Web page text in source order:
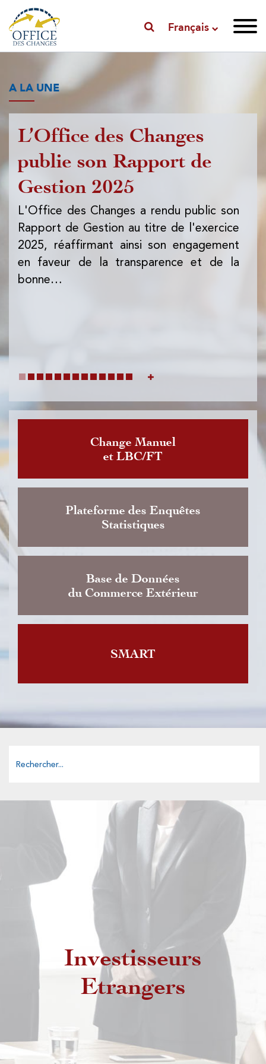
Français
A LA UNE
L’Office des Changes
publie son Rapport de
Gestion 2025
L'Office des Changes a rendu public son
Rapport de Gestion au titre de l'exercice
2025, réaffirmant ainsi son engagement
en faveur de la transparence et de la
bonne…
Change Manuel
et LBC/FT
Plateforme des Enquêtes
Statistiques
Base de Données
du Commerce Extérieur
SMART
Investisseurs
Etrangers
Etrangers non résidents
Etrangers résidents au Maroc
MRE